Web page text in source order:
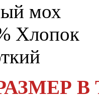
мох
Хлопок
В